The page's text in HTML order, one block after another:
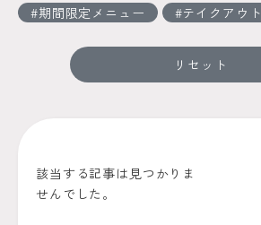
期間限定メニュー
テイクアウト
リセット
該当する記事は見つかりま
せんでした。